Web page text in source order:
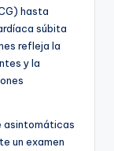
hasta
súbita
refleja la
y la
asintomáticas
un examen